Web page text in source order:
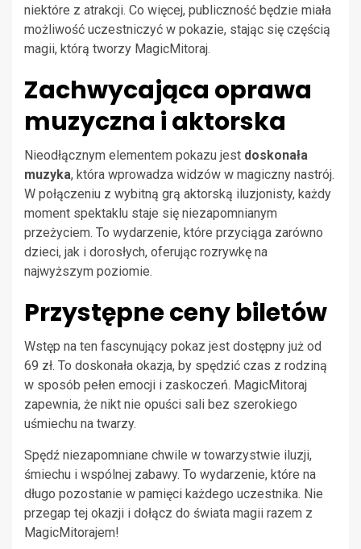
niektóre z atrakcji. Co więcej, publiczność będzie miała
możliwość uczestniczyć w pokazie, stając się częścią
magii, którą tworzy MagicMitoraj.
Zachwycająca oprawa
muzyczna i aktorska
Nieodłącznym elementem pokazu jest doskonała
muzyka, która wprowadza widzów w magiczny nastrój.
W połączeniu z wybitną grą aktorską iluzjonisty, każdy
moment spektaklu staje się niezapomnianym
przeżyciem. To wydarzenie, które przyciąga zarówno
dzieci, jak i dorosłych, oferując rozrywkę na
najwyższym poziomie.
Przystępne ceny biletów
Wstęp na ten fascynujący pokaz jest dostępny już od
69 zł. To doskonała okazja, by spędzić czas z rodziną
w sposób pełen emocji i zaskoczeń. MagicMitoraj
zapewnia, że nikt nie opuści sali bez szerokiego
uśmiechu na twarzy.
Spędź niezapomniane chwile w towarzystwie iluzji,
śmiechu i wspólnej zabawy. To wydarzenie, które na
długo pozostanie w pamięci każdego uczestnika. Nie
przegap tej okazji i dołącz do świata magii razem z
MagicMitorajem!